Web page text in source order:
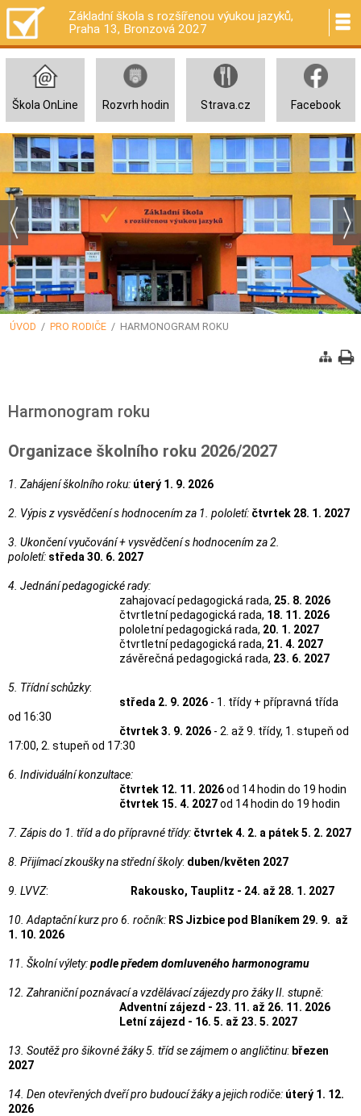
Škola OnLine Rozvrh hodin Strava.cz Facebook
Základní škola s rozšířenou výukou jazyků,
Praha 13, Bronzová 2027
ÚVOD / PRO RODIČE / HARMONOGRAM ROKU
Harmonogram roku
Organizace školního roku 2026/2027
1. Zahájení školního roku: úterý 1. 9. 2026
2. Výpis z vysvědčení s hodnocením za 1. pololetí: čtvrtek 28. 1. 2027
3. Ukončení vyučování + vysvědčení s hodnocením za 2.
pololetí: středa 30. 6. 2027
4. Jednání pedagogické rady:
zahajovací pedagogická rada, 25. 8. 2026
čtvrtletní pedagogická rada, 18. 11. 2026
pololetní pedagogická rada, 20. 1. 2027
čtvrtletní pedagogická rada, 21. 4. 2027
závěrečná pedagogická rada, 23. 6. 2027
5. Třídní schůzky:
středa 2. 9. 2026 - 1. třídy + přípravná třída
od 16:30
čtvrtek 3. 9. 2026 - 2. až 9. třídy, 1. stupeň od
17:00, 2. stupeň od 17:30
6. Individuální konzultace:
čtvrtek 12. 11. 2026od 14 hodin do 19 hodin
čtvrtek 15. 4. 2027od 14 hodin do 19 hodin
7. Zápis do 1. tříd a do přípravné třídy: čtvrtek4. 2. a pátek 5. 2. 2027
8. Přijímací zkoušky na střední školy: duben/květen 2027
9. LVVZ: Rakousko, Tauplitz - 24. až 28. 1. 2027
10. Adaptační kurz pro 6. ročník: RS Jizbice pod Blaníkem 29. 9. až
1. 10. 2026
11. Školní výlety:podle předem domluveného harmonogramu
12. Zahraniční poznávací a vzdělávací zájezdy pro žáky II. stupně:
Adventní zájezd - 23. 11. až 26. 11. 2026
Letní zájezd - 16. 5. až 23. 5. 2027
13. Soutěž pro šikovné žáky 5. tříd se zájmem o angličtinu: březen
2027
14. Den otevřených dveří pro budoucí žáky a jejich rodiče: úterý 1. 12.
2026